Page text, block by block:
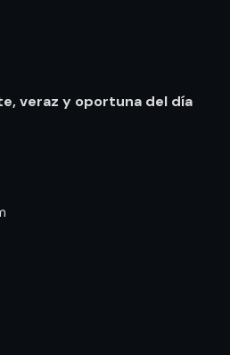
veraz y oportuna del día